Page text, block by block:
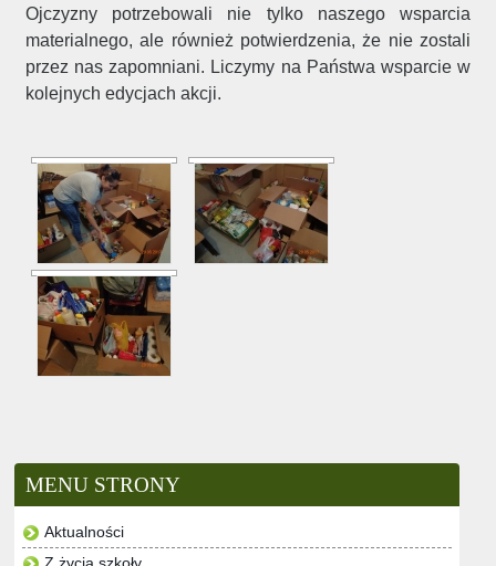
Ojczyzny potrzebowali nie tylko naszego wsparcia
materialnego, ale również potwierdzenia, że nie zostali
przez nas zapomniani. Liczymy na Państwa wsparcie w
kolejnych edycjach akcji.
MENU STRONY
Aktualności